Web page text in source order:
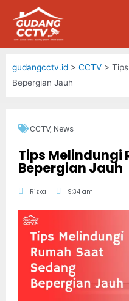
gudangcctv.id > CCTV >
Bepergian Jauh
CCTV, News
Tips Melindungi
Bepergian Jauh
Rizka 9:34 am